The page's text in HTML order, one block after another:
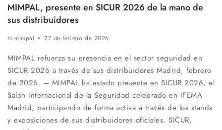
MIMPAL, presente en SICUR 2026 de la mano de
sus distribuidores
to mimpal 27 de febrero de 2026
MIMPAL refuerza su presencia en el sector seguridad en
SICUR 2026 a través de sus distribuidores Madrid, febrero
de 2026. – MIMPAL ha estado presente en SICUR 2026, el
Salón Internacional de la Seguridad celebrado en IFEMA
Madrid, participando de forma activa a través de los stands
y exposiciones de sus distribuidores oficiales. SICUR,